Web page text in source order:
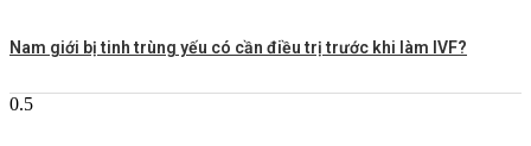
Nam giới bị tinh trùng yếu có cần điều trị trước khi làm IVF?